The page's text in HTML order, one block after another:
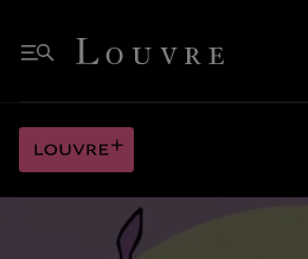
Menu
Louvre - Retour à l'accueil